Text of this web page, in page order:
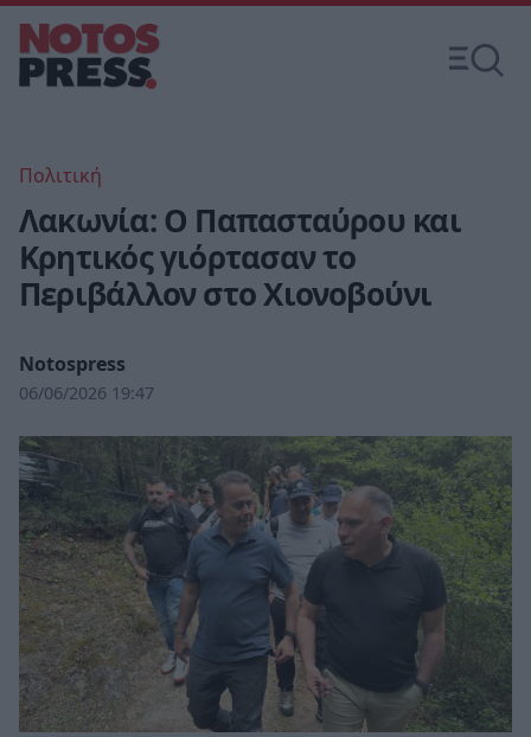
Πολιτική
Λακωνία: Ο Παπασταύρου και
Κρητικός γιόρτασαν το
Περιβάλλον στο Χιονοβούνι
Notospress
06/06/2026 19:47